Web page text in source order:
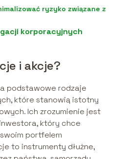
ryzyko związane z
korporacyjnych
i akcje?
podstawowe rodzaje
które stanowią istotny
Ich zrozumienie jest
który chce
portfelem
to instrumenty dłużne,